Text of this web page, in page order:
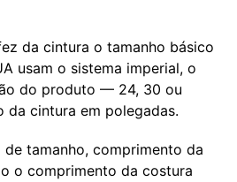
da cintura o tamanho básico
usam o sistema imperial, o
do produto — 24, 30 ou
cintura em polegadas.
tamanho, comprimento da
o comprimento da costura